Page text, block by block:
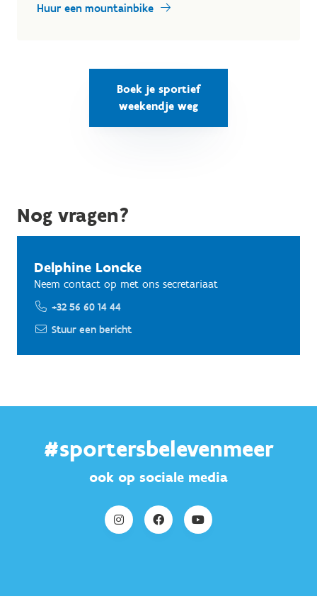
Huur een mountainbike
Boek je sportief
weekendje weg
Nog vragen?
Delphine Loncke
Neem contact op met ons secretariaat
+32 56 60 14 44
Stuur een bericht
#sportersbelevenmeer
ook op sociale media